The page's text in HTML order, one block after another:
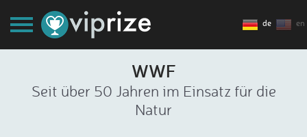
de en
WWF
Seit über 50 Jahren im Einsatz für die
Natur